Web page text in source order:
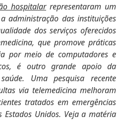
hospitalarrepresentaram um
administração das instituições
dos serviços oferecidos
que promove práticas
por meio de computadores e
é outro grande apoio da
Uma pesquisa recente
via telemedicina melhoram
tratados em emergências
Estados Unidos. Veja a matéria